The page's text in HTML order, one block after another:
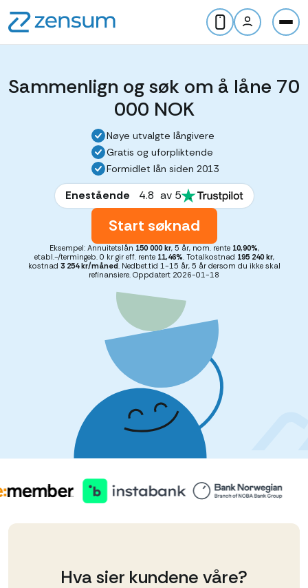
Sammenlign og søk om å låne 70
000 NOK
Nøye utvalgte långivere
Gratis og uforpliktende
Formidlet lån siden 2013
Enestående 4.8 av 5
Start søknad
Eksempel: Annuitetslån 150 000 kr, 5 år, nom. rente 10,90%,
etabl.-/termingeb. 0 kr gir eff. rente 11,46% . Totalkostnad 195 240 kr,
kostnad 3 254 kr/måned. Nedbet.tid 1-15 år, 5 år dersom du ikke skal
refinansiere. Oppdatert 2026-01-18
Hva sier kundene våre?